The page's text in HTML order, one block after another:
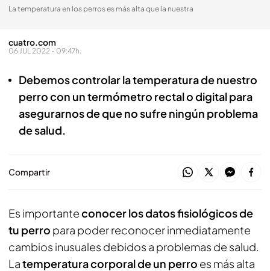
La temperatura en los perros es más alta que la nuestra
cuatro.com
06 JUL 2022 - 09:47h.
Debemos controlar la temperatura de nuestro
perro con un termómetro rectal o digital para
asegurarnos de que no sufre ningún problema
de salud.
Compartir
Es importanteconocer los datos fisiológicos de
tu perro para poder reconocer inmediatamente
cambios inusuales debidos a problemas de salud.
Latemperatura corporal de un perro es más alta